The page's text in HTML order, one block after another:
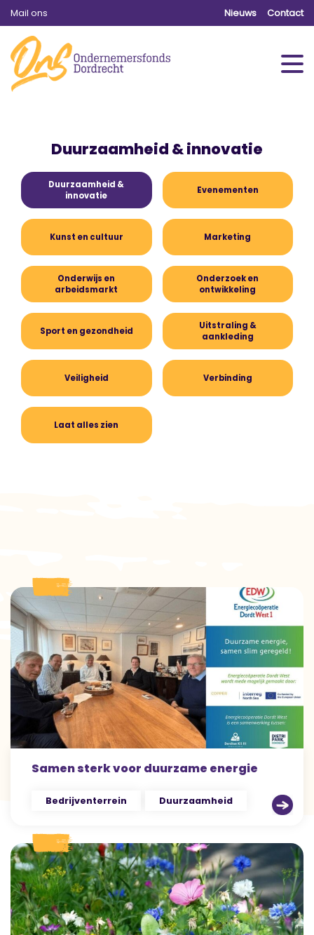
Mail ons Nieuws Contact
Duurzaamheid & innovatie
Duurzaamheid &
innovatie
Evenementen
Kunst en cultuur Marketing
Onderwijs en
arbeidsmarkt
Onderzoek en
ontwikkeling
Sport en gezondheid
Uitstraling &
aankleding
Veiligheid Verbinding
Laat alles zien
Samen sterk voor duurzame energie
Bedrijventerrein Duurzaamheid